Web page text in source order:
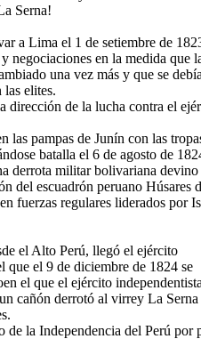
Serna!
a Lima el 1 de setiembre de
negociaciones en la medida que
una vez más y que se
las elites.
dirección de la lucha contra el
las pampas de Junín con las
batalla el 6 de agosto de
derrota militar bolivariana devino
del escuadrón peruano Húsares
fuerzas regulares liderados por
el Alto Perú, llegó el ejército
que el 9 de diciembre de 1824 se
el que el ejército
cañón derrotó al virrey La
de la Independencia del Perú por